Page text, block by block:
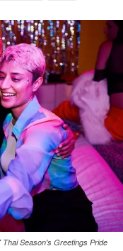
Season's Greetings Pride